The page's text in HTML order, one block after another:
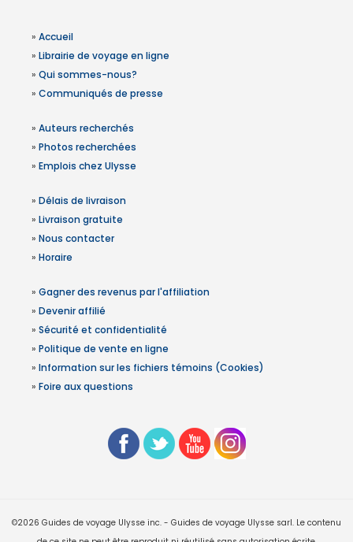
» Accueil
» Librairie de voyage en ligne
» Qui sommes-nous?
» Communiqués de presse
» Auteurs recherchés
» Photos recherchées
» Emplois chez Ulysse
» Délais de livraison
» Livraison gratuite
» Nous contacter
» Horaire
» Gagner des revenus par l'affiliation
» Devenir affilié
» Sécurité et confidentialité
» Politique de vente en ligne
» Information sur les fichiers témoins (Cookies)
» Foire aux questions
©2026 Guides de voyage Ulysse inc. - Guides de voyage Ulysse sarl. Le contenu